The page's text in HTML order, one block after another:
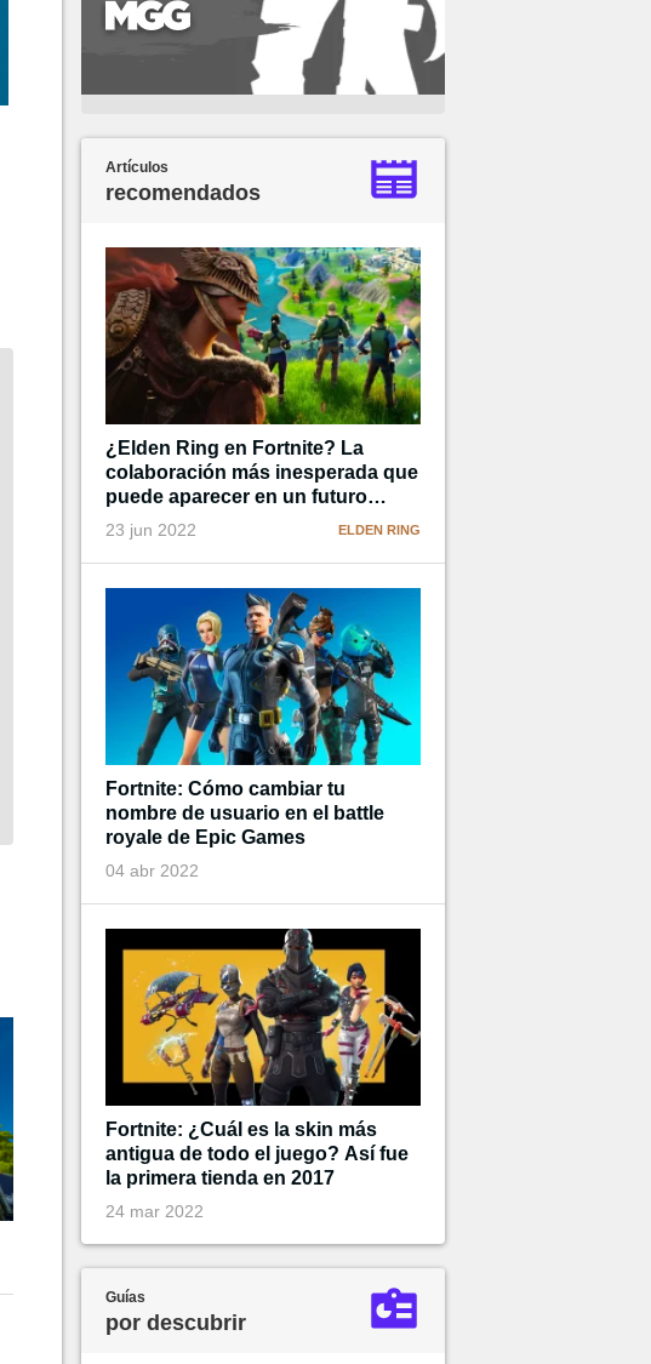
Artículos
recomendados
¿Elden Ring en Fortnite? La
colaboración más inesperada que
puede aparecer en un futuro
cercano
23 jun 2022 ELDEN RING
Fortnite: Cómo cambiar tu
nombre de usuario en el battle
royale de Epic Games
04 abr 2022
Fortnite: ¿Cuál es la skin más
antigua de todo el juego? Así fue
la primera tienda en 2017
24 mar 2022
Guías
por descubrir